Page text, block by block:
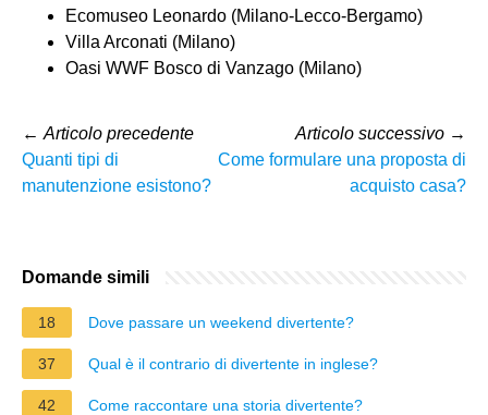
Ecomuseo Leonardo (Milano-Lecco-Bergamo)
Villa Arconati (Milano)
Oasi WWF Bosco di Vanzago (Milano)
← Articolo precedente
Quanti tipi di
manutenzione esistono?
Articolo successivo →
Come formulare una proposta di
acquisto casa?
Domande simili
18 Dove passare un weekend divertente?
37 Qual è il contrario di divertente in inglese?
42 Come raccontare una storia divertente?